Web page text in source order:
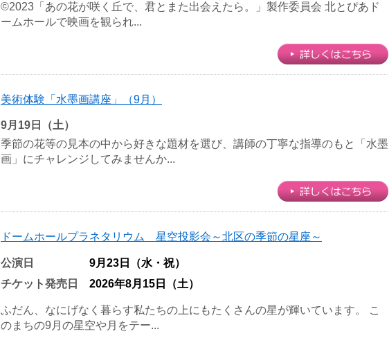
©2023「あの花が咲く丘で、君とまた出会えたら。」製作委員会 北とぴあド
ームホールで映画を観られ...
美術体験「水墨画講座」（9月）
9月19日（土）
季節の花等の見本の中から好きな題材を選び、講師の丁寧な指導のもと「水墨
画」にチャレンジしてみませんか...
ドームホールプラネタリウム 星空投影会～北区の季節の星座～
公演日
9月23日（水・祝）
チケット発売日
2026年8月15日（土）
ふだん、なにげなく暮らす私たちの上にもたくさんの星が輝いています。 こ
のまちの9月の星空や月をテー...